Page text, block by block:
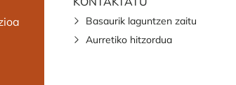
Basaurik laguntzen zaitu
Aurretiko hitzordua